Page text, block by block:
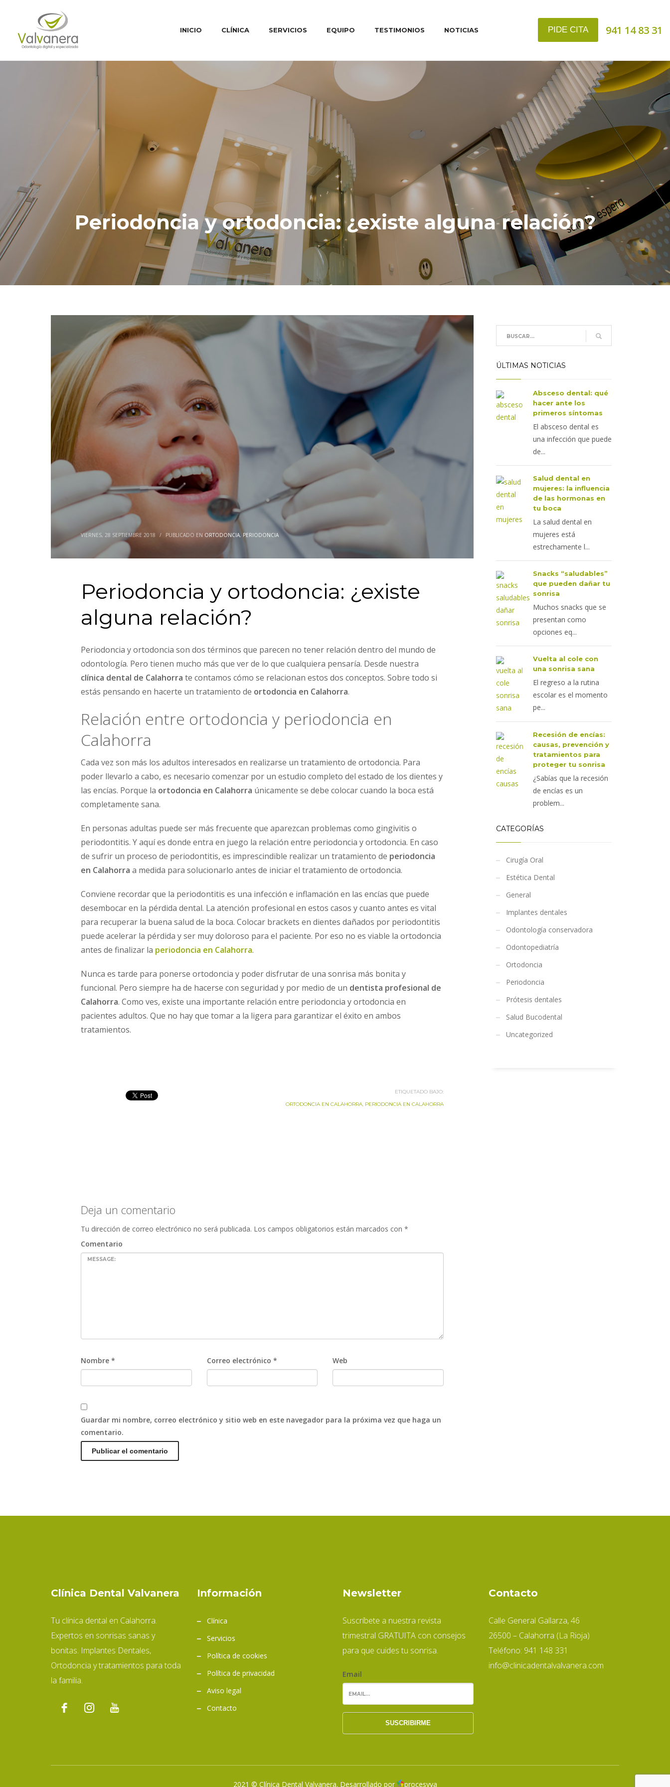
INICIO CLÍNICA SERVICIOS EQUIPO TESTIMONIOS NOTICIAS PIDE CITA 941 14 83 31
Periodoncia y ortodoncia: ¿existe alguna relación?
VIERNES, 28 SEPTIEMBRE 2018 / PUBLICADO EN ORTODONCIA, PERIODONCIA
Periodoncia y ortodoncia: ¿existe
alguna relación?
Periodoncia y ortodoncia son dos términos que parecen no tener relación dentro del mundo de
odontología. Pero tienen mucho más que ver de lo que cualquiera pensaría. Desde nuestra
clínica dental de Calahorra te contamos cómo se relacionan estos dos conceptos. Sobre todo si
estás pensando en hacerte un tratamiento de ortodoncia en Calahorra.
Relación entre ortodoncia y periodoncia en
Calahorra
Cada vez son más los adultos interesados en realizarse un tratamiento de ortodoncia. Para
poder llevarlo a cabo, es necesario comenzar por un estudio completo del estado de los dientes y
las encías. Porque la ortodoncia en Calahorra únicamente se debe colocar cuando la boca está
completamente sana.
En personas adultas puede ser más frecuente que aparezcan problemas como gingivitis o
periodontitis. Y aquí es donde entra en juego la relación entre periodoncia y ortodoncia. En caso
de sufrir un proceso de periodontitis, es imprescindible realizar un tratamiento de periodoncia
en Calahorra a medida para solucionarlo antes de iniciar el tratamiento de ortodoncia.
Conviene recordar que la periodontitis es una infección e inflamación en las encías que puede
desembocar en la pérdida dental. La atención profesional en estos casos y cuanto antes es vital
para recuperar la buena salud de la boca. Colocar brackets en dientes dañados por periodontitis
puede acelerar la pérdida y ser muy doloroso para el paciente. Por eso no es viable la ortodoncia
antes de finalizar la periodoncia en Calahorra.
Nunca es tarde para ponerse ortodoncia y poder disfrutar de una sonrisa más bonita y
funcional. Pero siempre ha de hacerse con seguridad y por medio de un dentista profesional de
Calahorra. Como ves, existe una importante relación entre periodoncia y ortodoncia en
pacientes adultos. Que no hay que tomar a la ligera para garantizar el éxito en ambos
tratamientos.
ETIQUETADO BAJO:
ORTODONCIA EN CALAHORRA, PERIODONCIA EN CALAHORRA
Deja un comentario
Tu dirección de correo electrónico no será publicada. Los campos obligatorios están marcados con *
Comentario
Nombre * Correo electrónico * Web
Guardar mi nombre, correo electrónico y sitio web en este navegador para la próxima vez que haga un
comentario.
ÚLTIMAS NOTICIAS
Absceso dental: qué
hacer ante los
primeros síntomas
El absceso dental es
una infección que puede
de...
Salud dental en
mujeres: la influencia
de las hormonas en
tu boca
La salud dental en
mujeres está
estrechamente l...
Snacks “saludables”
que pueden dañar tu
sonrisa
Muchos snacks que se
presentan como
opciones eq...
Vuelta al cole con
una sonrisa sana
El regreso a la rutina
escolar es el momento
pe...
Recesión de encías:
causas, prevención y
tratamientos para
proteger tu sonrisa
¿Sabías que la recesión
de encías es un
problem...
CATEGORÍAS
Cirugía Oral
Estética Dental
General
Implantes dentales
Odontología conservadora
Odontopediatría
Ortodoncia
Periodoncia
Prótesis dentales
Salud Bucodental
Uncategorized
Clínica Dental Valvanera
Tu clínica dental en Calahorra.
Expertos en sonrisas sanas y
bonitas. Implantes Dentales,
Ortodoncia y tratamientos para toda
la familia.
Información
Clínica
Servicios
Política de cookies
Política de privacidad
Aviso legal
Contacto
Newsletter
Suscríbete a nuestra revista
trimestral GRATUITA con consejos
para que cuides tu sonrisa.
Email
Contacto
Calle General Gallarza, 46
26500 – Calahorra (La Rioja)
Teléfono: 941 148 331
info@clinicadentalvalvanera.com
2021 © Clínica Dental Valvanera. Desarrollado por procesyva